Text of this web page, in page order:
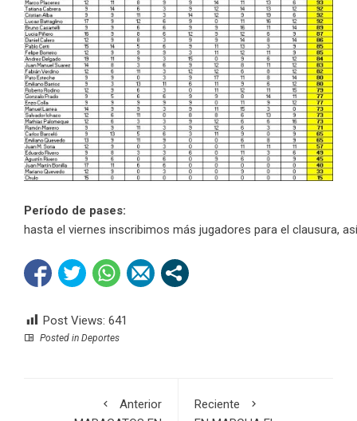
Período de pases:
hasta el viernes inscribimos más jugadores para el clausura,
Post Views: 641
Posted in Deportes
Anterior
Reciente